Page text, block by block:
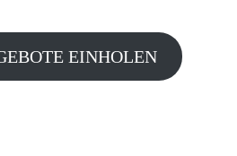
EINHOLEN